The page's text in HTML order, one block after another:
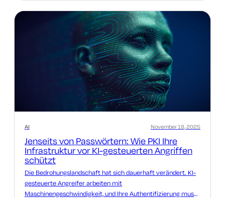
AI
Jenseits von Passwörtern: Wie PKI Ihre
Infrastruktur vor KI-gesteuerten Angriffen
schützt
November 18, 2025
Die Bedrohungslandschaft hat sich dauerhaft verändert. KI-
gesteuerte Angreifer arbeiten mit
Maschinengeschwindigkeit, und Ihre Authentifizierung muss